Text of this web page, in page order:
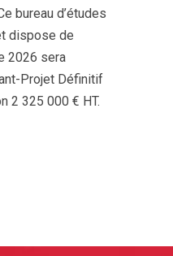
bureau d’études
dispose de
2026 sera
Projet Définitif
2 325 000 € HT.